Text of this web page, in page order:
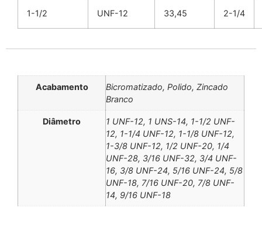
1-1/2 UNF-12 33,45 2-1/4
Acabamento
Bicromatizado, Polido, Zincado
Branco
Diâmetro
1 UNF-12, 1 UNS-14, 1-1/2 UNF-
12, 1-1/4 UNF-12, 1-1/8 UNF-12,
1-3/8 UNF-12, 1/2 UNF-20, 1/4
UNF-28, 3/16 UNF-32, 3/4 UNF-
16, 3/8 UNF-24, 5/16 UNF-24, 5/8
UNF-18, 7/16 UNF-20, 7/8 UNF-
14, 9/16 UNF-18